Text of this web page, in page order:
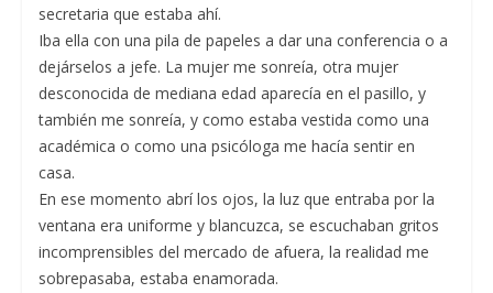
secretaria que estaba ahí.
Iba ella con una pila de papeles a dar una conferencia o a
dejárselos a jefe. La mujer me sonreía, otra mujer
desconocida de mediana edad aparecía en el pasillo, y
también me sonreía, y como estaba vestida como una
académica o como una psicóloga me hacía sentir en
casa.
En ese momento abrí los ojos, la luz que entraba por la
ventana era uniforme y blancuzca, se escuchaban gritos
incomprensibles del mercado de afuera, la realidad me
sobrepasaba, estaba enamorada.